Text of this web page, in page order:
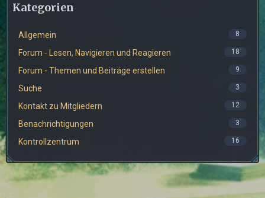
Kategorien
Allgemein 8
Forum - Lesen, Navigieren und Reagieren 18
Forum - Themen und Beiträge erstellen 9
Suche 3
Kontakt zu Mitgliedern 12
Benachrichtigungen 3
Kontrollzentrum 16